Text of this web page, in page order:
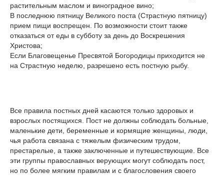
растительным маслом и виноградное вино;
В последнюю пятницу Великого поста (Страстную пятницу)
прием пищи воспрещен. По возможности стоит также
отказаться от еды в субботу за день до Воскрешения
Христова;
Если Благовещенье Пресвятой Богородицы приходится не
на Страстную неделю, разрешено есть постную рыбу.
Все правила постных дней касаются только здоровых и
взрослых постящихся. Пост не должны соблюдать больные,
маленькие дети, беременные и кормящие женщины, люди,
чья работа связана с тяжелым физическим трудом,
престарелые, а также заключенные и путешествующие. Все
эти группы православных верующих могут соблюдать пост,
но по более мягким правилам и с благословения своего